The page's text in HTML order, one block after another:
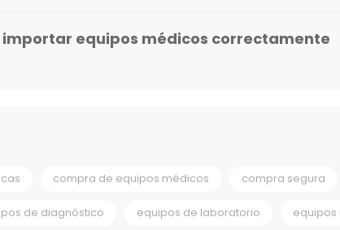
equipos médicos correctamente
compra de equipos médicos compra segura
de diagnóstico equipos de laboratorio